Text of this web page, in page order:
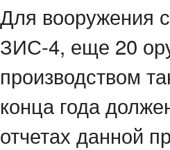
Для вооружения
ЗИС-4, еще 20
производством
конца года
отчетах данной